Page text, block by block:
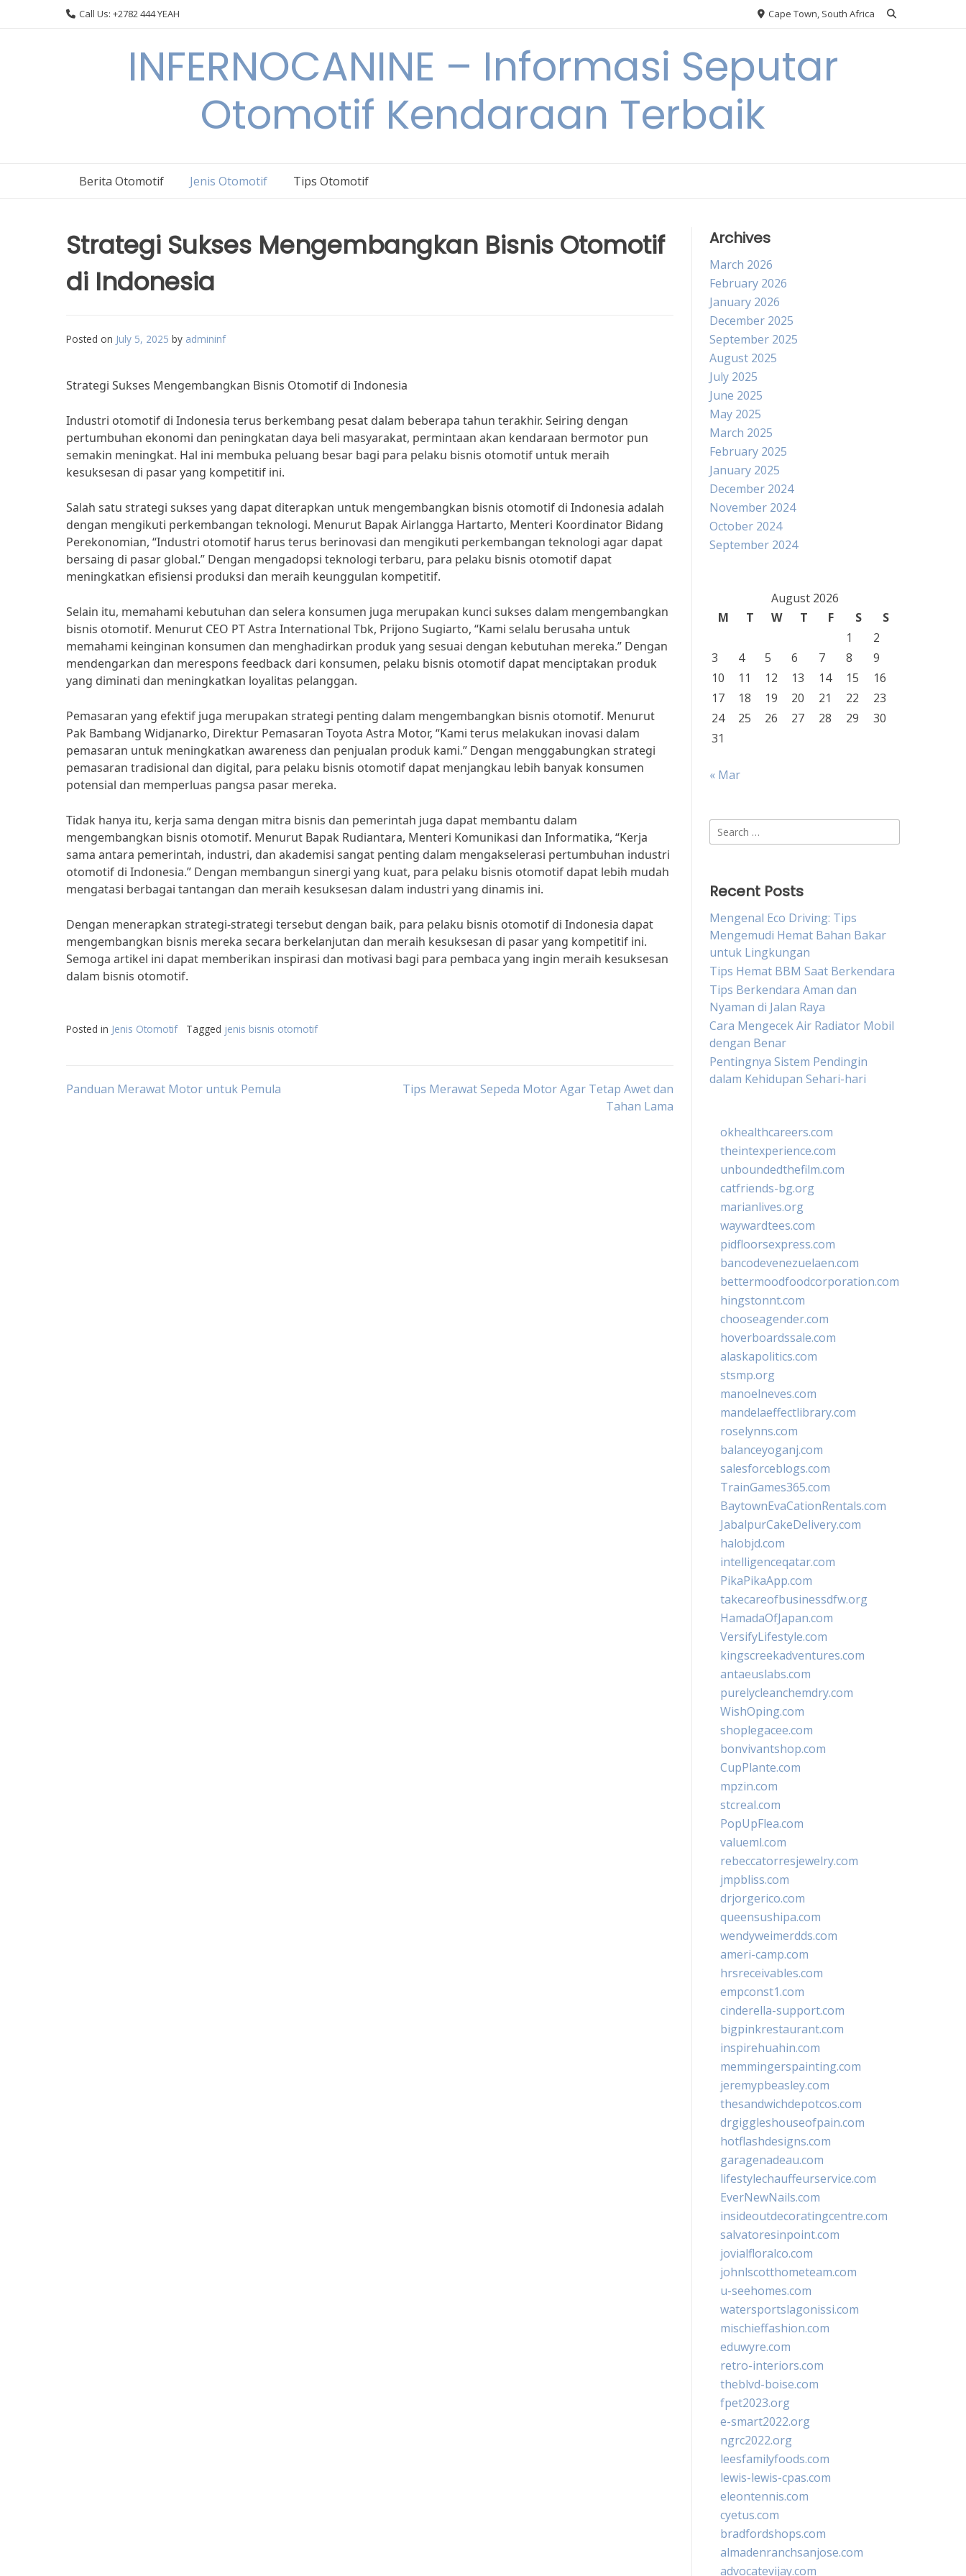
Call Us: +2782 444 YEAH Cape Town, South Africa
INFERNOCANINE – Informasi Seputar
Otomotif Kendaraan Terbaik
Berita Otomotif Jenis Otomotif Tips Otomotif
Strategi Sukses Mengembangkan Bisnis Otomotif
di Indonesia
Posted on July 5, 2025 by admininf
Strategi Sukses Mengembangkan Bisnis Otomotif di Indonesia
Industri otomotif di Indonesia terus berkembang pesat dalam beberapa tahun terakhir. Seiring dengan
pertumbuhan ekonomi dan peningkatan daya beli masyarakat, permintaan akan kendaraan bermotor pun
semakin meningkat. Hal ini membuka peluang besar bagi para pelaku bisnis otomotif untuk meraih
kesuksesan di pasar yang kompetitif ini.
Salah satu strategi sukses yang dapat diterapkan untuk mengembangkan bisnis otomotif di Indonesia adalah
dengan mengikuti perkembangan teknologi. Menurut Bapak Airlangga Hartarto, Menteri Koordinator Bidang
Perekonomian, “Industri otomotif harus terus berinovasi dan mengikuti perkembangan teknologi agar dapat
bersaing di pasar global.” Dengan mengadopsi teknologi terbaru, para pelaku bisnis otomotif dapat
meningkatkan efisiensi produksi dan meraih keunggulan kompetitif.
Selain itu, memahami kebutuhan dan selera konsumen juga merupakan kunci sukses dalam mengembangkan
bisnis otomotif. Menurut CEO PT Astra International Tbk, Prijono Sugiarto, “Kami selalu berusaha untuk
memahami keinginan konsumen dan menghadirkan produk yang sesuai dengan kebutuhan mereka.” Dengan
mendengarkan dan merespons feedback dari konsumen, pelaku bisnis otomotif dapat menciptakan produk
yang diminati dan meningkatkan loyalitas pelanggan.
Pemasaran yang efektif juga merupakan strategi penting dalam mengembangkan bisnis otomotif. Menurut
Pak Bambang Widjanarko, Direktur Pemasaran Toyota Astra Motor, “Kami terus melakukan inovasi dalam
pemasaran untuk meningkatkan awareness dan penjualan produk kami.” Dengan menggabungkan strategi
pemasaran tradisional dan digital, para pelaku bisnis otomotif dapat menjangkau lebih banyak konsumen
potensial dan memperluas pangsa pasar mereka.
Tidak hanya itu, kerja sama dengan mitra bisnis dan pemerintah juga dapat membantu dalam
mengembangkan bisnis otomotif. Menurut Bapak Rudiantara, Menteri Komunikasi dan Informatika, “Kerja
sama antara pemerintah, industri, dan akademisi sangat penting dalam mengakselerasi pertumbuhan industri
otomotif di Indonesia.” Dengan membangun sinergi yang kuat, para pelaku bisnis otomotif dapat lebih mudah
mengatasi berbagai tantangan dan meraih kesuksesan dalam industri yang dinamis ini.
Dengan menerapkan strategi-strategi tersebut dengan baik, para pelaku bisnis otomotif di Indonesia dapat
mengembangkan bisnis mereka secara berkelanjutan dan meraih kesuksesan di pasar yang kompetitif ini.
Semoga artikel ini dapat memberikan inspirasi dan motivasi bagi para pembaca yang ingin meraih kesuksesan
dalam bisnis otomotif.
Posted in Jenis Otomotif Tagged jenis bisnis otomotif
Post
Panduan Merawat Motor untuk Pemula
Tips Merawat Sepeda Motor Agar Tetap Awet dan
Tahan Lama
Archives
March 2026
February 2026
January 2026
December 2025
September 2025
August 2025
July 2025
June 2025
May 2025
March 2025
February 2025
January 2025
December 2024
November 2024
October 2024
September 2024
August 2026
M
T W T F S
S
1
2
3
4 5 6 7 8
9
10
11 12 13 14 15
16
17
18 19 20 21 22
23
24
25 26 27 28 29
30
31
« Mar
Search
for:
Recent Posts
Mengenal Eco Driving: Tips
Mengemudi Hemat Bahan Bakar
untuk Lingkungan
Tips Hemat BBM Saat Berkendara
Tips Berkendara Aman dan
Nyaman di Jalan Raya
Cara Mengecek Air Radiator Mobil
dengan Benar
Pentingnya Sistem Pendingin
dalam Kehidupan Sehari-hari
okhealthcareers.com
theintexperience.com
unboundedthefilm.com
catfriends-bg.org
marianlives.org
waywardtees.com
pidfloorsexpress.com
bancodevenezuelaen.com
bettermoodfoodcorporation.com
hingstonnt.com
chooseagender.com
hoverboardssale.com
alaskapolitics.com
stsmp.org
manoelneves.com
mandelaeffectlibrary.com
roselynns.com
balanceyoganj.com
salesforceblogs.com
TrainGames365.com
BaytownEvaCationRentals.com
JabalpurCakeDelivery.com
halobjd.com
intelligenceqatar.com
PikaPikaApp.com
takecareofbusinessdfw.org
HamadaOfJapan.com
VersifyLifestyle.com
kingscreekadventures.com
antaeuslabs.com
purelycleanchemdry.com
WishOping.com
shoplegacee.com
bonvivantshop.com
CupPlante.com
mpzin.com
stcreal.com
PopUpFlea.com
valueml.com
rebeccatorresjewelry.com
jmpbliss.com
drjorgerico.com
queensushipa.com
wendyweimerdds.com
ameri-camp.com
hrsreceivables.com
empconst1.com
cinderella-support.com
bigpinkrestaurant.com
inspirehuahin.com
memmingerspainting.com
jeremypbeasley.com
thesandwichdepotcos.com
drgiggleshouseofpain.com
hotflashdesigns.com
garagenadeau.com
lifestylechauffeurservice.com
EverNewNails.com
insideoutdecoratingcentre.com
salvatoresinpoint.com
jovialfloralco.com
johnlscotthometeam.com
u-seehomes.com
watersportslagonissi.com
mischieffashion.com
eduwyre.com
retro-interiors.com
theblvd-boise.com
fpet2023.org
e-smart2022.org
ngrc2022.org
leesfamilyfoods.com
lewis-lewis-cpas.com
eleontennis.com
cyetus.com
bradfordshops.com
almadenranchsanjose.com
advocatevijay.com